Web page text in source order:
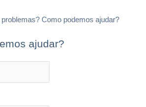
Como podemos ajudar?
ajudar?